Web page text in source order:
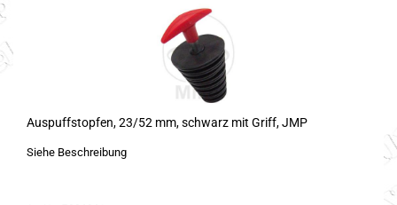
Auspuffstopfen, 23/52 mm, schwarz mit Griff, JMP
Siehe Beschreibung